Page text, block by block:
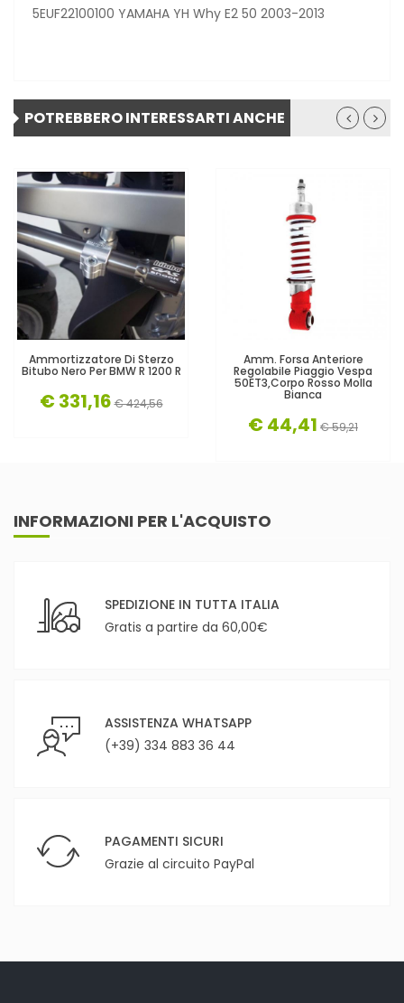
5EUF22100100 YAMAHA YH Why E2 50 2003-2013
POTREBBERO INTERESSARTI ANCHE
Ammortizzatore Di Sterzo
Bitubo Nero Per BMW R 1200 R
€ 331,16 € 424,56
Amm. Forsa Anteriore
Regolabile Piaggio Vespa
50ET3,corpo Rosso Molla
Bianca
€ 44,41 € 59,21
INFORMAZIONI PER L'ACQUISTO
SPEDIZIONE IN TUTTA ITALIA
Gratis a partire da 60,00€
ASSISTENZA WHATSAPP
(+39) 334 883 36 44
PAGAMENTI SICURI
Grazie al circuito PayPal